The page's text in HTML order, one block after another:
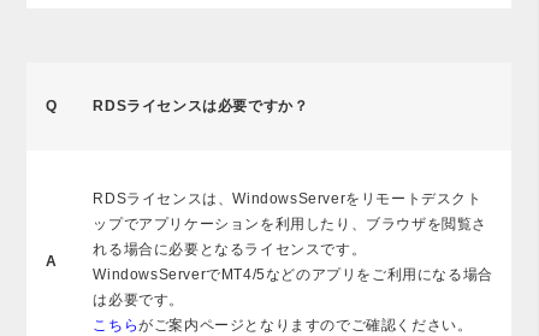
Q RDSライセンスは必要ですか？
A
RDSライセンスは、WindowsServerをリモートデスクト
ップでアプリケーションを利用したり、ブラウザを閲覧さ
れる場合に必要となるライセンスです。
WindowsServerでMT4/5などのアプリをご利用になる場合
は必要です。
こちらがご案内ページとなりますのでご確認ください。